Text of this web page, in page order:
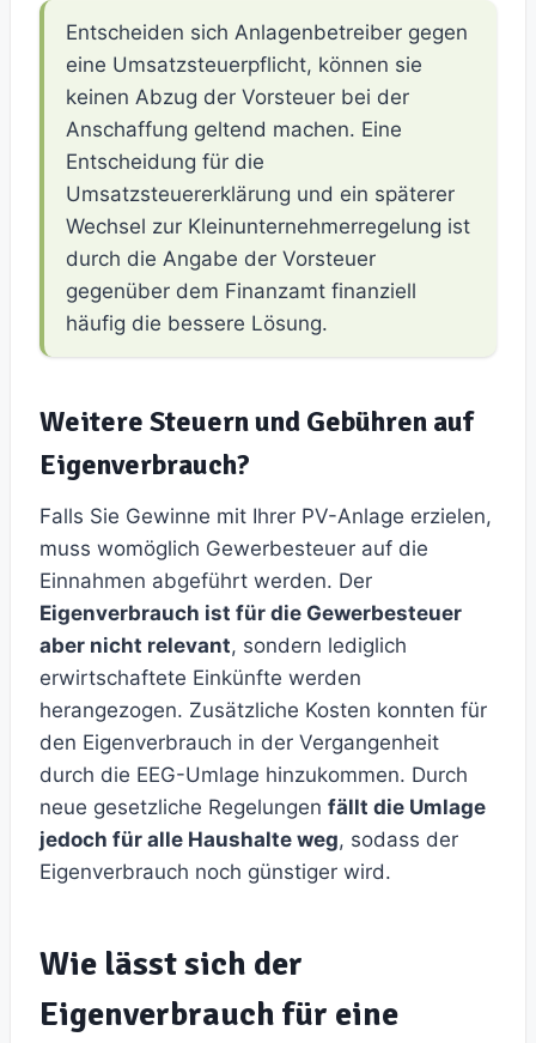
Entscheiden sich Anlagenbetreiber gegen
eine Umsatzsteuerpflicht, können sie
keinen Abzug der Vorsteuer bei der
Anschaffung geltend machen. Eine
Entscheidung für die
Umsatzsteuererklärung und ein späterer
Wechsel zur Kleinunternehmerregelung ist
durch die Angabe der Vorsteuer
gegenüber dem Finanzamt finanziell
häufig die bessere Lösung.
Weitere Steuern und Gebühren auf
Eigenverbrauch?
Falls Sie Gewinne mit Ihrer PV-Anlage erzielen,
muss womöglich Gewerbesteuer auf die
Einnahmen abgeführt werden. Der
Eigenverbrauch ist für die Gewerbesteuer
aber nicht relevant, sondern lediglich
erwirtschaftete Einkünfte werden
herangezogen. Zusätzliche Kosten konnten für
den Eigenverbrauch in der Vergangenheit
durch die EEG-Umlage hinzukommen. Durch
neue gesetzliche Regelungen fällt die Umlage
jedoch für alle Haushalte weg, sodass der
Eigenverbrauch noch günstiger wird.
Wie lässt sich der
Eigenverbrauch für eine